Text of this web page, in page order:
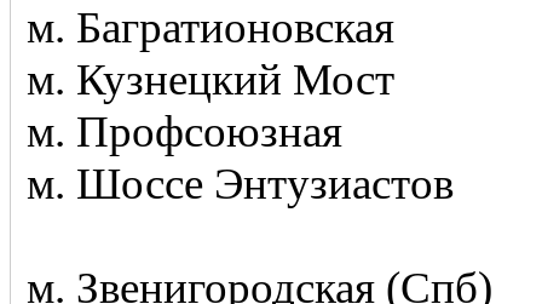
м. Багратионовская
м. Кузнецкий Мост
м. Профсоюзная
м. Шоссе Энтузиастов
м. Звенигородская (Спб)